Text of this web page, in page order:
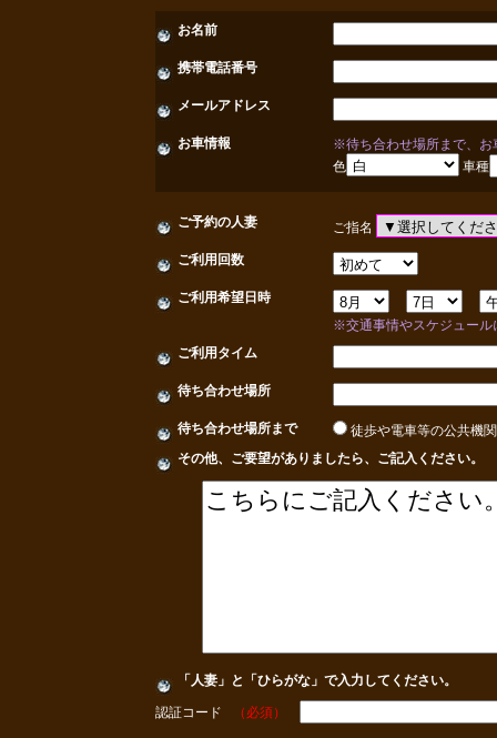
お名前
携帯電話番号
メールアドレス
お車情報
※待ち合わせ場所まで、お
色
車種
ご予約の人妻 ご指名
ご利用回数
ご利用希望日時
※交通事情やスケジュール
ご利用タイム
待ち合わせ場所
待ち合わせ場所まで
徒歩や電車等の公共
その他、ご要望がありましたら、ご記入ください。
「人妻」と「ひらがな」で入力してください。
認証コード （必須）